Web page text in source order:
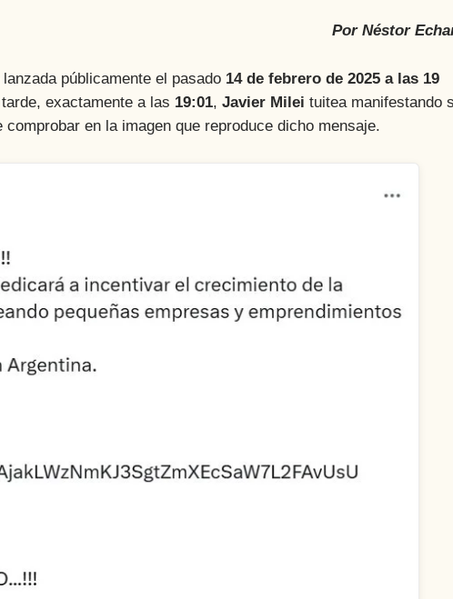
Por Néstor
lanzada públicamente el pasado 14 de febrero de 2025 a las 19
exactamente a las 19:01, Javier Milei tuitea manifestando
en la imagen que reproduce dicho mensaje.